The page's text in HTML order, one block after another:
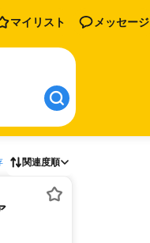
マイリスト メッセージ
関連度順